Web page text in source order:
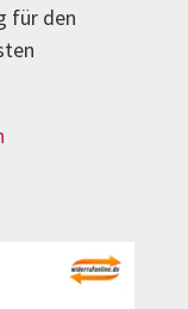
für den